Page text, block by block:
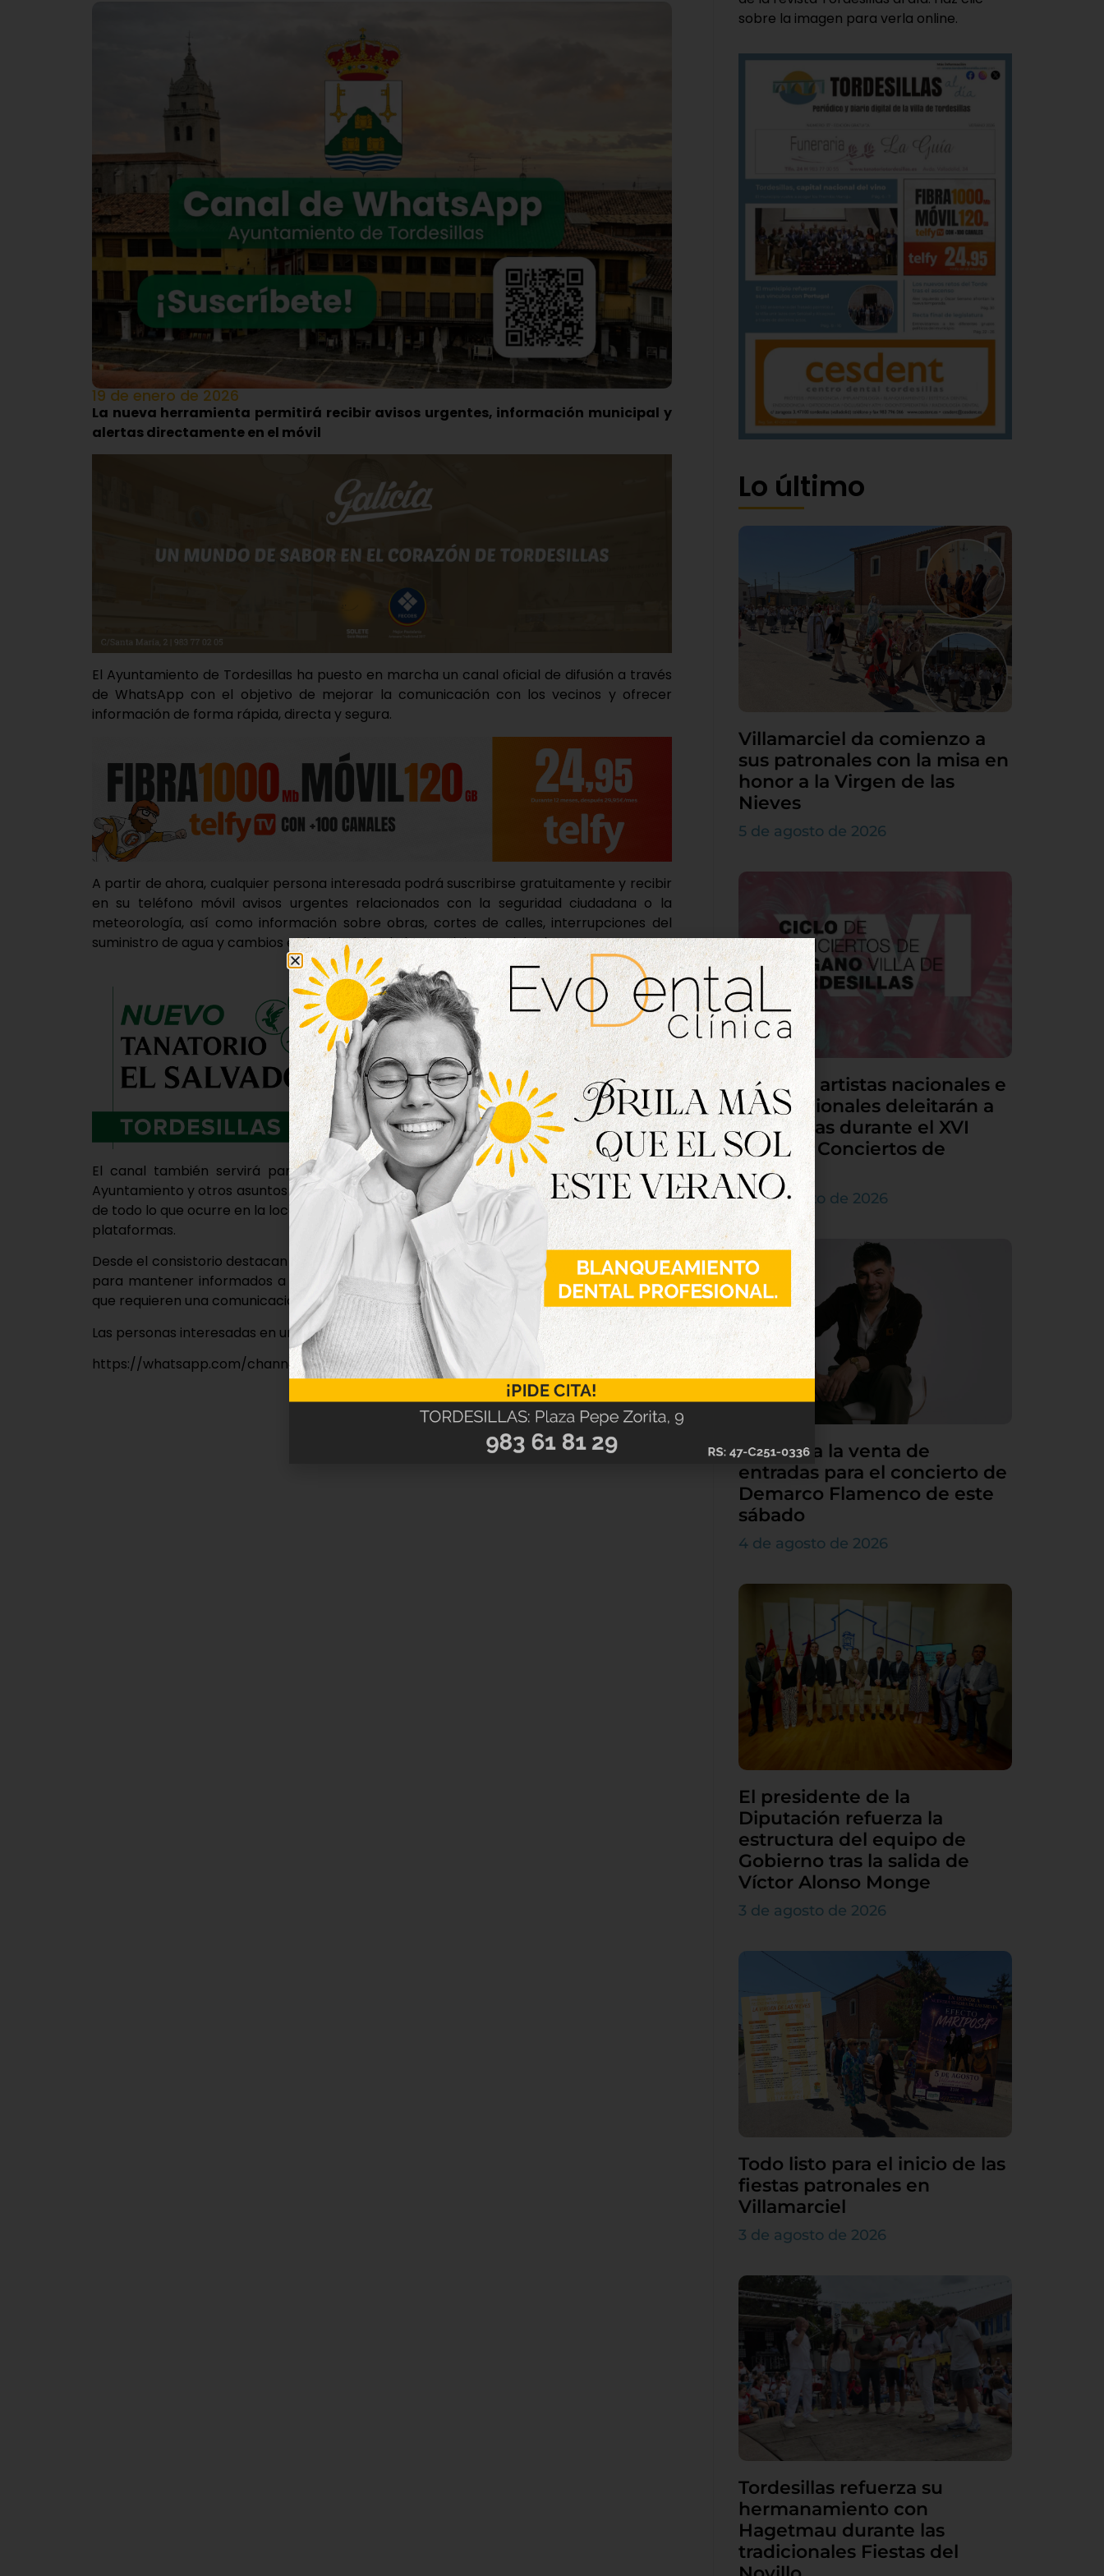
19 de enero de 2026
La nueva herramienta permitirá recibir avisos urgentes, información municipal y
alertas directamente en el móvil
El Ayuntamiento de Tordesillas ha puesto en marcha un canal oficial de difusión a través
de WhatsApp con el objetivo de mejorar la comunicación con los vecinos y ofrecer
información de forma rápida, directa y segura.
A partir de ahora, cualquier persona interesada podrá suscribirse gratuitamente y recibir
en su teléfono móvil avisos urgentes relacionados con la seguridad ciudadana o la
meteorología, así como información sobre obras, cortes de calles, interrupciones del
suministro de agua y cambios en los horarios de los servicios municipales.
El canal también servirá para difundir noticias municipales relevantes, acuerdos del
Ayuntamiento y otros asuntos de interés general, facilitando que la ciudadanía esté al día
de todo lo que ocurre en la localidad sin necesidad de buscar la información en diferentes
plataformas.
Desde el consistorio destacan que este nuevo canal es una herramienta cómoda y eficaz
para mantener informados a los vecinos en tiempo real, especialmente en situaciones
que requieren una comunicación rápida.
Las personas interesadas en unirse al canal pueden hacerlo a través del siguiente enlace:
https://whatsapp.com/channel/0029VbBjERO8PgsE4ly0oE22
sobre la imagen para verla online.
Lo último
Villamarciel da comienzo a
sus patronales con la misa en
honor a la Virgen de las
Nieves
5 de agosto de 2026
Grandes artistas nacionales e
internacionales deleitarán a
Tordesillas durante el XVI
Ciclo de Conciertos de
Órgano
4 de agosto de 2026
Continúa la venta de
entradas para el concierto de
Demarco Flamenco de este
sábado
4 de agosto de 2026
El presidente de la
Diputación refuerza la
estructura del equipo de
Gobierno tras la salida de
Víctor Alonso Monge
3 de agosto de 2026
Todo listo para el inicio de las
fiestas patronales en
Villamarciel
3 de agosto de 2026
Tordesillas refuerza su
hermanamiento con
Hagetmau durante las
tradicionales Fiestas del